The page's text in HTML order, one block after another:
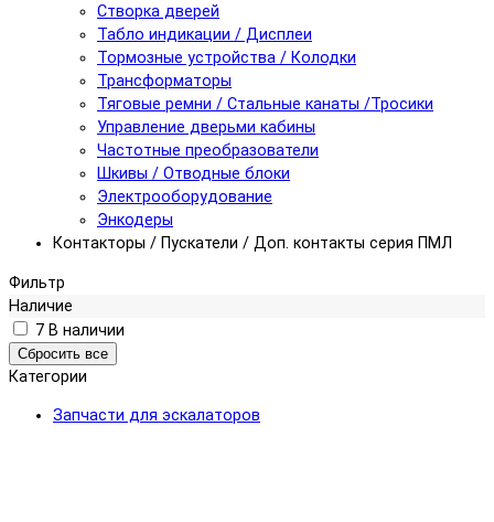
Створка дверей
Табло индикации / Дисплеи
Тормозные устройства / Колодки
Трансформаторы
Тяговые ремни / Стальные канаты /Тросики
Управление дверьми кабины
Частотные преобразователи
Шкивы / Отводные блоки
Электрооборудование
Энкодеры
Контакторы / Пускатели / Доп. контакты серия ПМЛ
Фильтр
Наличие
7 В наличии
Категории
Запчасти для эскалаторов